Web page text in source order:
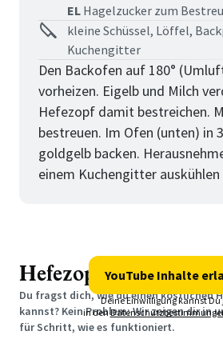
EL Hagelzucker zum
kleine Schüssel, Löffel,
Kuchengitter
Den Backofen auf 180°
vorheizen. Eigelb und Milch
Hefezopf damit bestreichen.
bestreuen. Im Ofen (unten) in
goldgelb backen.
einem Kuchengitter auskühlen
Hefezopf selber
YouTube Inhalte
Deine Einwilligung kannst Du
in den
Du fragst dich, wie du einen köstlichen
kannst? Kein Problem: Wir zeigen dir in
für Schritt, wie es funktioniert.